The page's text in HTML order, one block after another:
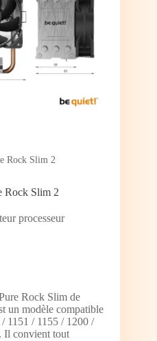
Rock Slim 2
Rock Slim 2
processeur
Rock Slim de
un modèle compatible
1151 / 1155 / 1200 /
convient tout